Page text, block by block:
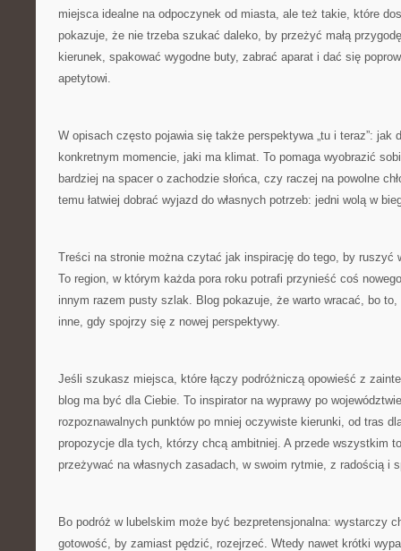
miejsca idealne na odpoczynek od miasta, ale też takie, które
pokazuje, że nie trzeba szukać daleko, by przeżyć małą
kierunek, spakować wygodne buty, zabrać aparat i dać się
apetytowi.
W opisach często pojawia się także perspektywa „tu i teraz”: jak
konkretnym momencie, jaki ma klimat. To pomaga wyobrazić
bardziej na spacer o zachodzie słońca, czy raczej na powolne
temu łatwiej dobrać wyjazd do własnych potrzeb: jedni wolą w
Treści na stronie można czytać jak inspirację do tego, by ruszyć
To region, w którym każda pora roku potrafi przynieść coś
innym razem pusty szlak. Blog pokazuje, że warto wracać, bo
inne, gdy spojrzy się z nowej perspektywy.
Jeśli szukasz miejsca, które łączy podróżniczą opowieść z
blog ma być dla Ciebie. To inspirator na wyprawy po
rozpoznawalnych punktów po mniej oczywiste kierunki, od tras
propozycje dla tych, którzy chcą ambitniej. A przede wszystkim
przeżywać na własnych zasadach, w swoim rytmie, z radością i
Bo podróż w lubelskim może być bezpretensjonalna: wystarczy
gotowość, by zamiast pędzić, rozejrzeć. Wtedy nawet krótki